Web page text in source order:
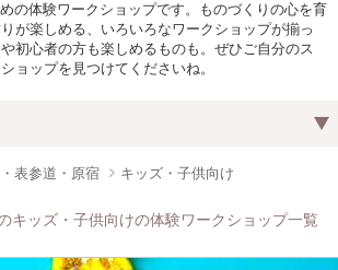
の体験ワークショップです。ものづくりの心を育
が楽しめる、いろいろなワークショップが揃っ
初心者の方も楽しめるものも。ぜひご自分のス
ョップを見つけてくださいね。
表参道・原宿 キッズ・子供向け
キッズ・子供向けの体験ワークショップ一覧